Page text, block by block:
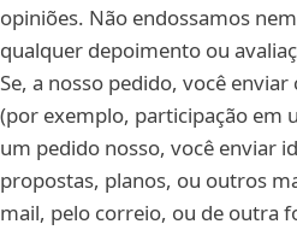
opiniões. Não endossamos
qualquer depoimento ou
Se, a nosso pedido, você
(por exemplo, participação em
um pedido nosso, você enviar
propostas, planos, ou outros
mail, pelo correio, ou de outra